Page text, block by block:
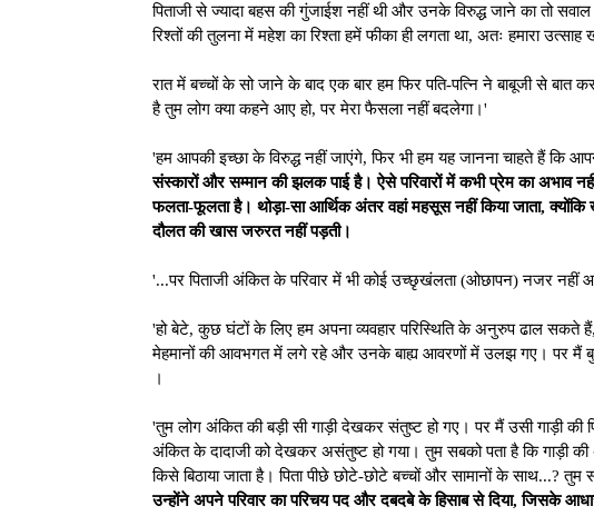
पिताजी से ज्यादा बहस की गुंजाईश नहीं थी और उनके विरुद्ध जाने का तो
रिश्तों की तुलना में महेश का रिश्ता हमें फीका ही लगता था, अतः हमारा उत्साह
रात में बच्चों के सो जाने के बाद एक बार हम फिर पति-पत्नि ने बाबूजी से बात
है तुम लोग क्या कहने आए हो, पर मेरा फैसला नहीं बदलेगा।'
'हम आपकी इच्छा के विरुद्ध नहीं जाएंगे, फिर भी हम यह जानना चाहते हैं कि
संस्कारों और सम्मान की झलक पाई है। ऐसे परिवारों में कभी प्रेम का अभाव
फलता-फूलता है। थोड़ा-सा आर्थिक अंतर वहां महसूस नहीं किया जाता, क्योंकि
दौलत की खास जरुरत नहीं पड़ती।
'...पर पिताजी अंकित के परिवार में भी कोई उच्छृखंलता (ओछापन) नजर नहीं
'हो बेटे, कुछ घंटों के लिए हम अपना व्यवहार परिस्थिति के अनुरुप ढाल सकते
मेहमानों की आवभगत में लगे रहे और उनके बाह्य आवरणों में उलझ गए। पर मैं
।
'तुम लोग अंकित की बड़ी सी गाड़ी देखकर संतुष्ट हो गए। पर मैं उसी गाड़ी
अंकित के दादाजी को देखकर असंतुष्ट हो गया। तुम सबको पता है कि गाड़ी
किसे बिठाया जाता है। पिता पीछे छोटे-छोटे बच्चों और सामानों के साथ...?
उन्होंने अपने परिवार का परिचय पद और दबदबे के हिसाब से दिया, जिसके